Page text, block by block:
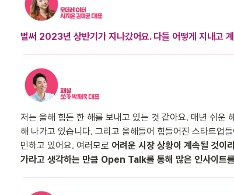
벌써 2023년 상반기가 지나갔어요. 다들 어떻게 지내고
저는 올해 힘든 한 해를 보내고 있는 것 같아요. 매년 쉬운
해 나가고 있습니다. 그리고 올해들어 힘들어진 스타트업
민하고 있어요. 여러모로 어려운 시장 상황이 계속될 것이
가라고 생각하는 만큼 Open Talk를 통해 많은 인사이트